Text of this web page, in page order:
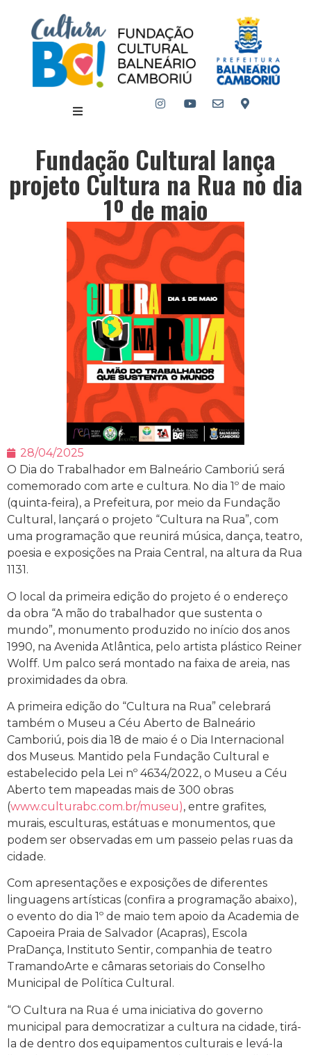
Fundação Cultural lança
projeto Cultura na Rua no dia
1º de maio
28/04/2025
O Dia do Trabalhador em Balneário Camboriú será
comemorado com arte e cultura. No dia 1º de maio
(quinta-feira), a Prefeitura, por meio da Fundação
Cultural, lançará o projeto “Cultura na Rua”, com
uma programação que reunirá música, dança, teatro,
poesia e exposições na Praia Central, na altura da Rua
1131.
O local da primeira edição do projeto é o endereço
da obra “A mão do trabalhador que sustenta o
mundo”, monumento produzido no início dos anos
1990, na Avenida Atlântica, pelo artista plástico Reiner
Wolff. Um palco será montado na faixa de areia, nas
proximidades da obra.
A primeira edição do “Cultura na Rua” celebrará
também o Museu a Céu Aberto de Balneário
Camboriú, pois dia 18 de maio é o Dia Internacional
dos Museus. Mantido pela Fundação Cultural e
estabelecido pela Lei nº 4634/2022, o Museu a Céu
Aberto tem mapeadas mais de 300 obras
(www.culturabc.com.br/museu), entre grafites,
murais, esculturas, estátuas e monumentos, que
podem ser observadas em um passeio pelas ruas da
cidade.
Com apresentações e exposições de diferentes
linguagens artísticas (confira a programação abaixo),
o evento do dia 1º de maio tem apoio da Academia de
Capoeira Praia de Salvador (Acapras), Escola
PraDança, Instituto Sentir, companhia de teatro
TramandoArte e câmaras setoriais do Conselho
Municipal de Política Cultural.
“O Cultura na Rua é uma iniciativa do governo
municipal para democratizar a cultura na cidade, tirá-
la de dentro dos equipamentos culturais e levá-la